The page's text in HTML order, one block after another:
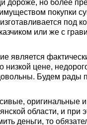
дороже, но более
покупки
под
или же с
является
цене,
Будем рады
оригинальные
области, и при
деньги, то